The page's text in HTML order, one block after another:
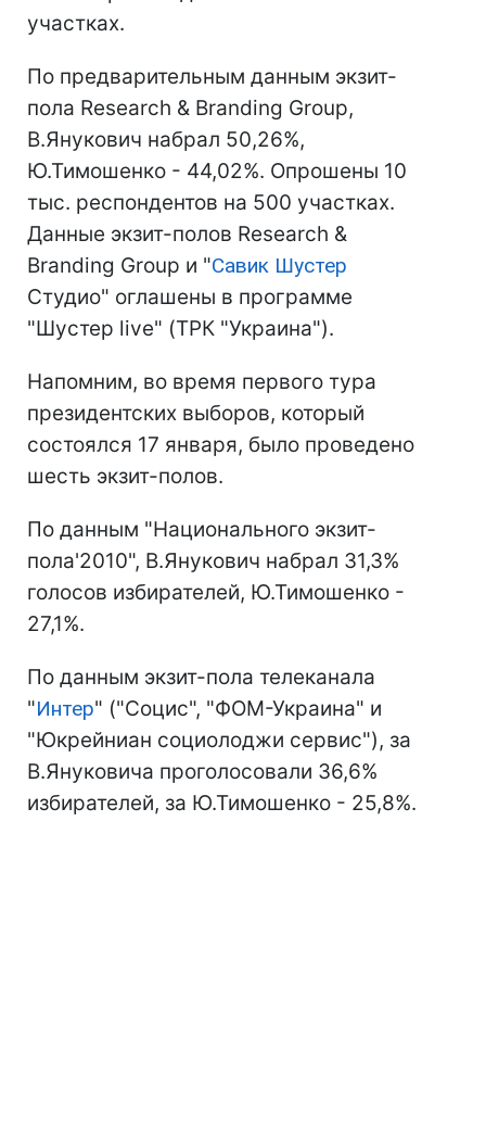
участках.
По предварительным данным экзит-
пола Research & Branding Group,
В.Янукович набрал 50,26%,
Ю.Тимошенко - 44,02%. Опрошены 10
тыс. респондентов на 500 участках.
Данные экзит-полов Research &
Branding Group и "Савик Шустер
Студио" оглашены в программе
"Шустер live" (ТРК "Украина").
Напомним, во время первого тура
президентских выборов, который
состоялся 17 января, было проведено
шесть экзит-полов.
По данным "Национального экзит-
пола'2010", В.Янукович набрал 31,3%
голосов избирателей, Ю.Тимошенко -
27,1%.
По данным экзит-пола телеканала
"Интер" ("Социс", "ФОМ-Украина" и
"Юкрейниан социолоджи сервис"), за
В.Януковича проголосовали 36,6%
избирателей, за Ю.Тимошенко - 25,8%.